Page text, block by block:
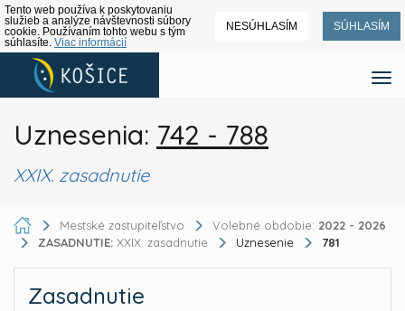
Tento web používa k poskytovaniu
služieb a analýze návštevnosti súbory
cookie. Používaním tohto webu s tým
súhlasíte. Viac informácií
NESÚHLASÍM SÚHLASÍM
Uznesenia: 742 - 788
XXIX. zasadnutie
Mestské zastupiteľstvo Volebné obdobie: 2022 - 2026
ZASADNUTIE: XXIX. zasadnutie Uznesenie 781
Zasadnutie